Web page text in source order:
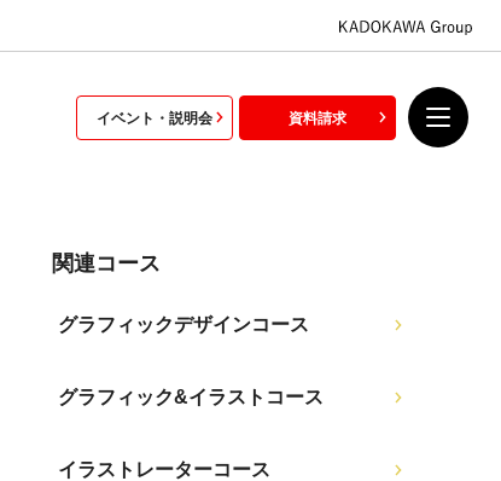
イベント・説明会 資料請求
関連コース
グラフィックデザインコース
グラフィック&イラストコース
イラストレーターコース